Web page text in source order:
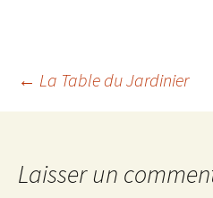
Navigation
← La Table du Jardinier
Laisser un